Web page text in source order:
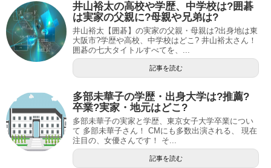
井山裕太の高校や学歴、中学校は?囲碁
は実家の父親に?母親や兄弟は?
井山裕太【囲碁】の実家の父親・母親は?出身地は東
大阪市?学歴や高校、中学校はどこ? 井山裕太さん！
囲碁の七大タイトルすべてを、...
記事を読む
多部未華子の学歴・出身大学は?推薦?
卒業?実家・地元はどこ?
多部未華子の実家と学歴、東京女子大学卒業につい
て 多部未華子さん！ CMにも多数出演される、 現在
注目の、女優さんです！ そ...
記事を読む